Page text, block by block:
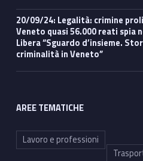
20/09/24: Legalità: crimine proliferato in pandemia, in
Veneto quasi 56.000 reati spia
Libera “Sguardo d’insieme.
criminalità in Veneto”
AREE TEMATICHE
Lavoro e professioni